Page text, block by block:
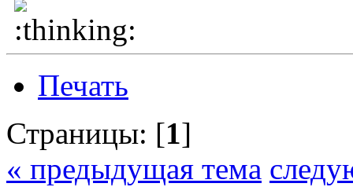
Печать
Страницы: [1]
« предыдущая тема